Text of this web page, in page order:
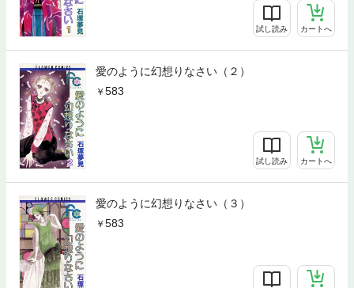
試し読み カートへ
愛のように幻想りなさい（２）
583
試し読み カートへ
愛のように幻想りなさい（３）
583